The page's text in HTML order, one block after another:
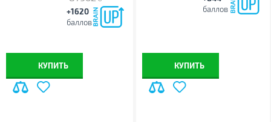
+1620
баллов
КУПИТЬ
баллов
КУПИТЬ